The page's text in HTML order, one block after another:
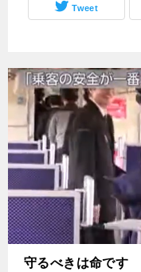
Tweet
守るべきは命です